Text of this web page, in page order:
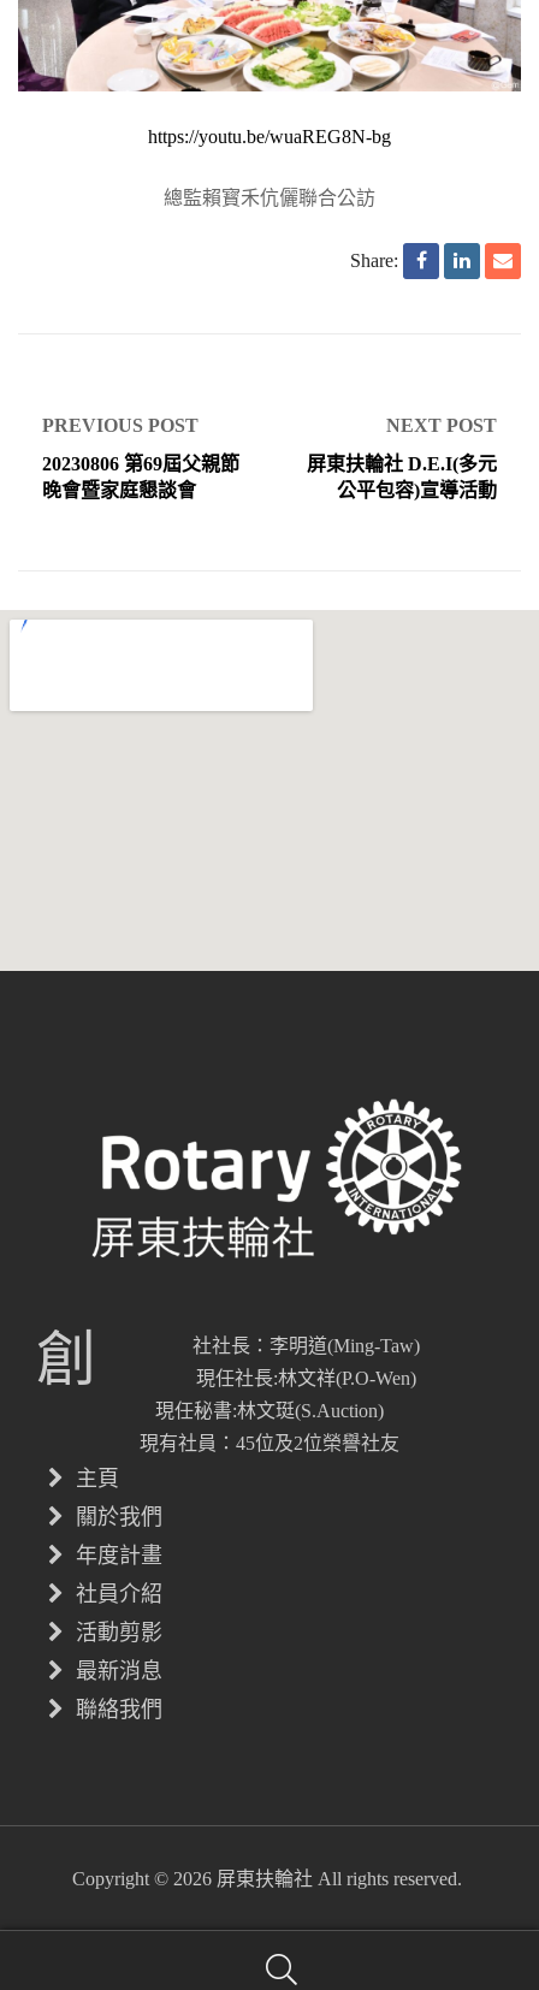
https://youtu.be/wuaREG8N-bg
總監賴寳禾伉儷聯合公訪
Share:
PREVIOUS POST
20230806 第69屆父親節
晚會暨家庭懇談會
NEXT POST
屏東扶輪社 D.E.I(多元
公平包容)宣導活動
創
社社長：李明道(Ming-Taw)
現任社長:林文祥(P.O-Wen)
現任秘書:林文珽(S.Auction)
現有社員：45位及2位榮譽社友
主頁
關於我們
年度計畫
社員介紹
活動剪影
最新消息
聯絡我們
Copyright © 2026 屏東扶輪社 All rights reserved.